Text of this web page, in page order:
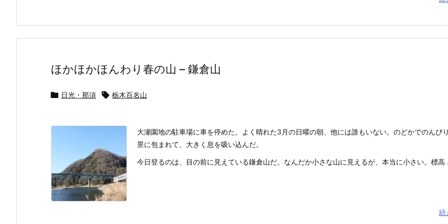
ほかほかほんわり春の山 – 鎌倉山
 日光・那須  栃木百名山
大瀬園地の駐車場に車を停めた。よく晴れた3月の日曜の朝、他には誰もいない。のどかでのんび
景に包まれて、大きく息を吸い込んだ。
今日登るのは、目の前に見えている鎌倉山だ。なんだか小さな山に見えるが、本当に小さい。標高
続